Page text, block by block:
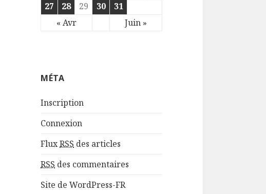
« Avr Juin »
27
28 29 30 31
MÉTA
Inscription
Connexion
FluxRSS des articles
RSS des commentaires
Site de WordPress-FR